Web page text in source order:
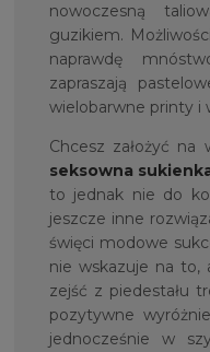
nowoczesną
guzikiem.
naprawdę
zapraszają
wielobarwne printy i
Chcesz założyć
seksowna
to jednak nie do
jeszcze inne
święci modowe
nie wskazuje na to,
zejść z piedestału
pozytywne
jednocześnie w